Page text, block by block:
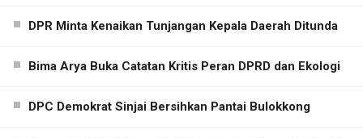
DPR Minta Kenaikan Tunjangan Kepala Daerah Ditunda
Bima Arya Buka Catatan Kritis Peran DPRD dan Ekologi
DPC Demokrat Sinjai Bersihkan Pantai Bulokkong